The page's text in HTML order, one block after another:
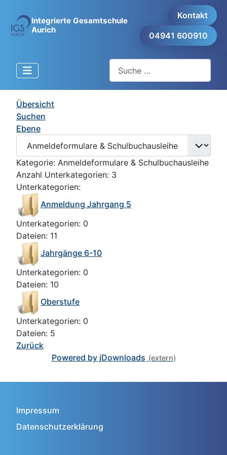
Integrierte Gesamtschule
Aurich
Kontakt
04941 600910
Übersicht
Suchen
Ebene
Kategorie: Anmeldeformulare & Schulbuchausleihe
Anzahl Unterkategorien: 3
Unterkategorien:
Anmeldung Jahrgang 5
Unterkategorien: 0
Dateien: 11
Jahrgänge 6-10
Unterkategorien: 0
Dateien: 10
Oberstufe
Unterkategorien: 0
Dateien: 5
Zurück
Powered by jDownloads
Impressum
Datenschutzerklärung